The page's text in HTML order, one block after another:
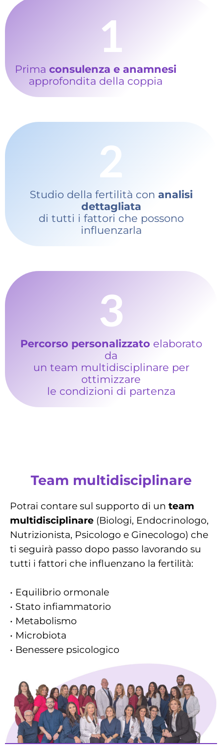
1
Prima consulenza e anamnesi
approfondita della coppia
2
Studio della fertilità con analisi
dettagliata
di tutti i fattori che possono
influenzarla
3
Percorso personalizzato elaborato
da
un team multidisciplinare per
ottimizzare
le condizioni di partenza
Team multidisciplinare
Potrai contare sul supporto di un team
multidisciplinare (Biologi, Endocrinologo,
Nutrizionista, Psicologo e Ginecologo) che
ti seguirà passo dopo passo lavorando su
tutti i fattori che influenzano la fertilità: ​​​​
• Equilibrio ormonale
• Stato infiammatorio
• Metabolismo
• Microbiota
• Benessere psicologico